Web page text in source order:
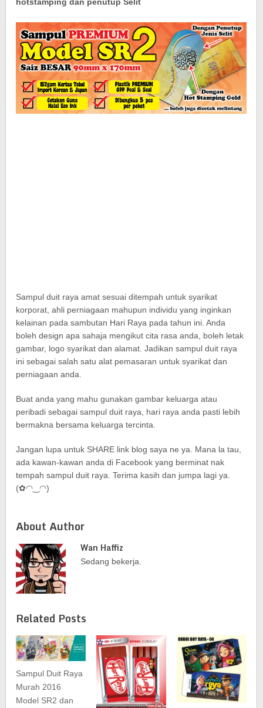
Sampul duit raya amat sesuai ditempah untuk syarikat
korporat, ahli perniagaan mahupun individu yang inginkan
kelainan pada sambutan Hari Raya pada tahun ini. Anda
boleh design apa sahaja mengikut cita rasa anda, boleh letak
gambar, logo syarikat dan alamat. Jadikan sampul duit raya
ini sebagai salah satu alat pemasaran untuk syarikat dan
perniagaan anda.
Buat anda yang mahu gunakan gambar keluarga atau
peribadi sebagai sampul duit raya, hari raya anda pasti lebih
bermakna bersama keluarga tercinta.
Jangan lupa untuk SHARE link blog saya ne ya. Mana la tau,
ada kawan-kawan anda di Facebook yang berminat nak
tempah sampul duit raya. Terima kasih dan jumpa lagi ya.
(✿◠‿◠)
About Author
Wan Haffiz
Sedang bekerja.
Related Posts
Sampul Duit Raya
Murah 2016
Model SR2 dan